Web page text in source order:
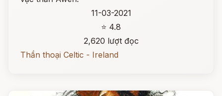
11-03-2021
⭐ 4.8
2,620 lượt đọc
Thần thoại Celtic - Ireland